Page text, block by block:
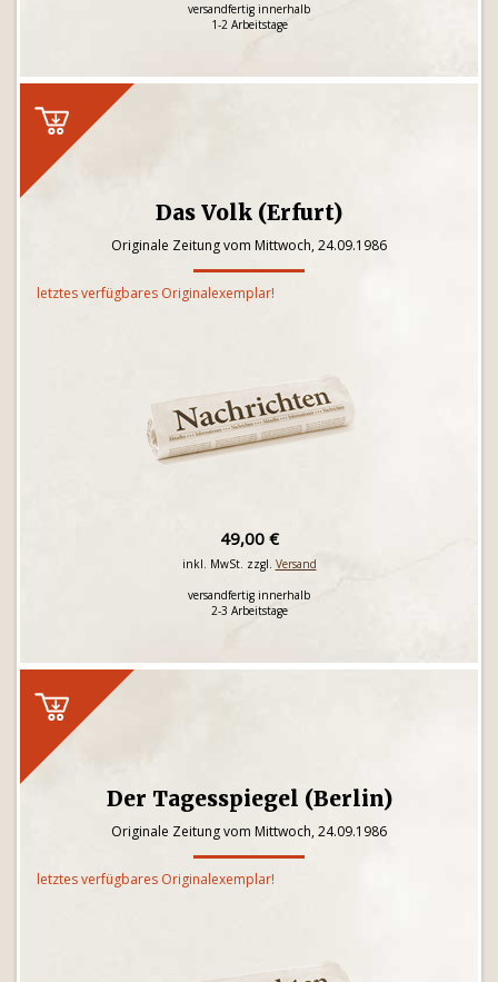
versandfertig innerhalb
1-2 Arbeitstage
Das Volk (Erfurt)
Originale Zeitung vom Mittwoch, 24.09.1986
letztes verfügbares Originalexemplar!
49,00 €
inkl. MwSt. zzgl. Versand
versandfertig innerhalb
2-3 Arbeitstage
Der Tagesspiegel (Berlin)
Originale Zeitung vom Mittwoch, 24.09.1986
letztes verfügbares Originalexemplar!